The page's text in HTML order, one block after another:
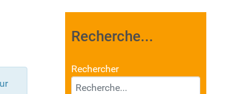
Recherche...
Rechercher